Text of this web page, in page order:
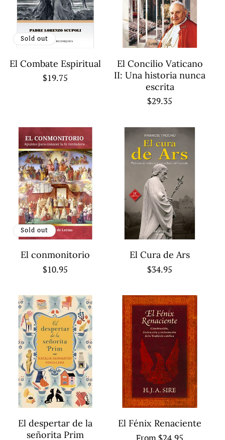
Sold out
El Combate Espiritual
Regular
$19.75
El Concilio Vaticano
II: Una historia nunca
escrita
Regular
$29.35
Sold out
El conmonitorio
Regular
$10.95
El Cura de Ars
Regular
$34.95
El despertar de la
señorita Prim
El Fénix Renaciente
Regular
From $24.95